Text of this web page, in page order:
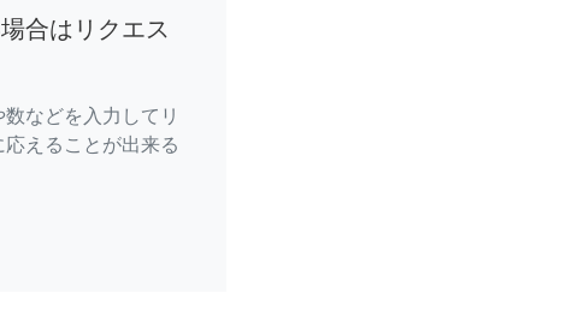
合はリクエス
などを入力してリ
えることが出来る